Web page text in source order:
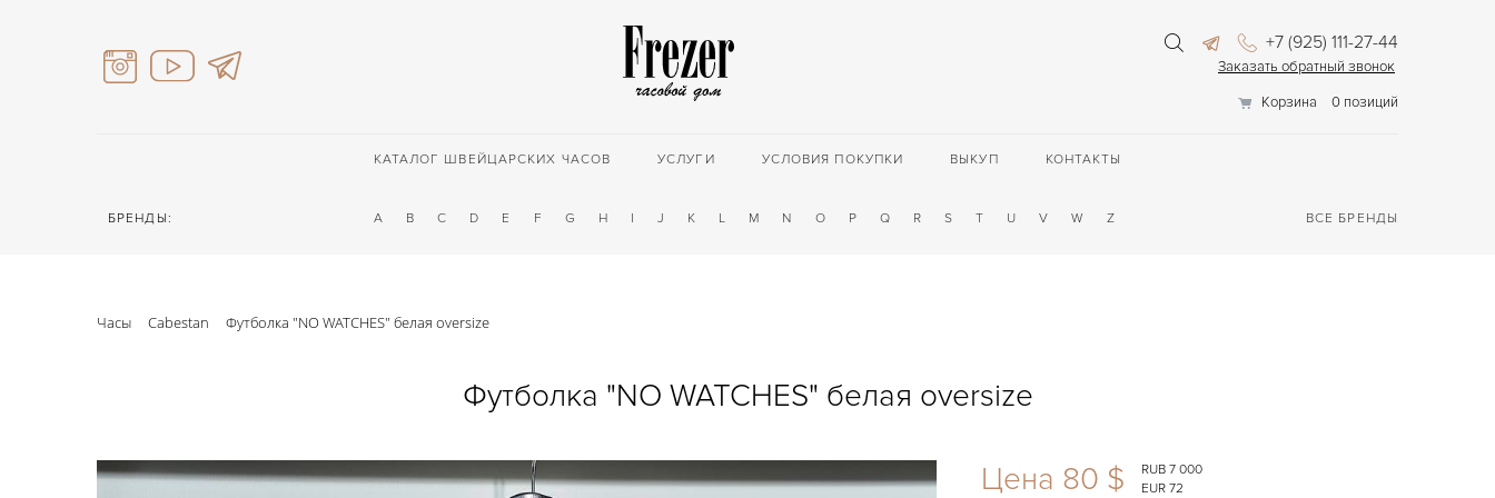
+7 (925) 111-27-44
Заказать обратный звонок
Корзина
0 позиций
КАТАЛОГ ШВЕЙЦАРСКИХ ЧАСОВ УСЛУГИ УСЛОВИЯ ПОКУПКИ ВЫКУП КОНТАКТЫ
БРЕНДЫ: A B C D E F G H I J K L M N O P Q R S T U V W Z ВСЕ БРЕНДЫ
Часы Cabestan Футболка "NO WATCHES" белая oversize
Футболка "NO WATCHES" белая oversize
Цена 80 $
RUB 7 000
EUR 72